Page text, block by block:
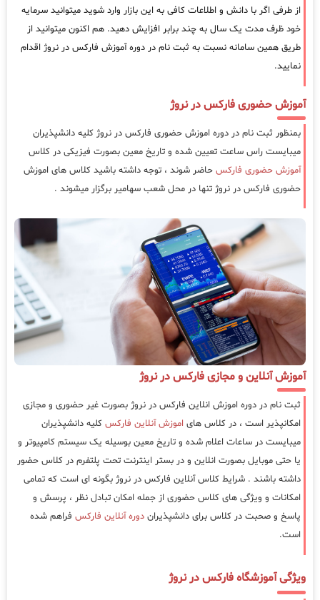
از طرفی اگر با دانش و اطلاعات کافی به این بازار وارد شوید میتوانید سرمایه
خود ظرف مدت یک سال به چند برابر افزایش دهید. هم اکنون میتوانید از
طریق همین سامانه نسبت به ثبت نام در دوره آموزش فارکس در نروژ اقدام
نمایید.
آموزش حضوری فارکس در نروژ
بمنظور ثبت نام در دوره اموزش حضوری فارکس در نروژ کلیه دانشپذیران
میبایست راس ساعت تعیین شده و تاریخ معین بصورت فیزیکی در کلاس
آموزش حضوری فارکس حاضر شوند ، توجه داشته باشید کلاس های اموزش
حضوری فارکس در نروژ تنها در محل شعب سهامیر برگزار میشوند .
آموزش آنلاین و مجازی فارکس در نروژ
ثبت نام در دوره اموزش انلاین فارکس در نروژ بصورت غیر حضوری و مجازی
امکانپذیر است ، در کلاس های اموزش آنلاین فارکس کلیه دانشپذیران
میبایست در ساعات اعلام شده و تاریخ معین بوسیله یک سیستم کامپیوتر و
یا حتی موبایل بصورت انلاین و در بستر اینترنت تحت پلتفرم در کلاس حضور
داشته باشند . شرایط کلاس آنلاین فارکس در نروژ بگونه ای است که تمامی
امکانات و ویژگی های کلاس حضوری از جمله امکان تبادل نظر ، پرسش و
پاسخ و صحبت در کلاس برای دانشپذیران دوره آنلاین فارکس فراهم شده
است.
ویژگی آموزشگاه فارکس در نروژ